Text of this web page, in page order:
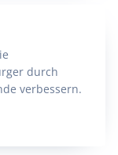
durch
verbessern.